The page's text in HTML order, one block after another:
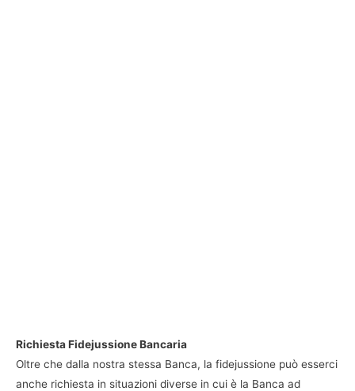
Richiesta Fidejussione Bancaria
Oltre che dalla nostra stessa Banca, la fidejussione può esserci
anche richiesta in situazioni diverse in cui è la Banca ad